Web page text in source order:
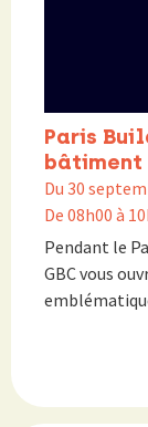
Paris
bâtiment
Du 30
De 08h00 à
Pendant le
GBC vous